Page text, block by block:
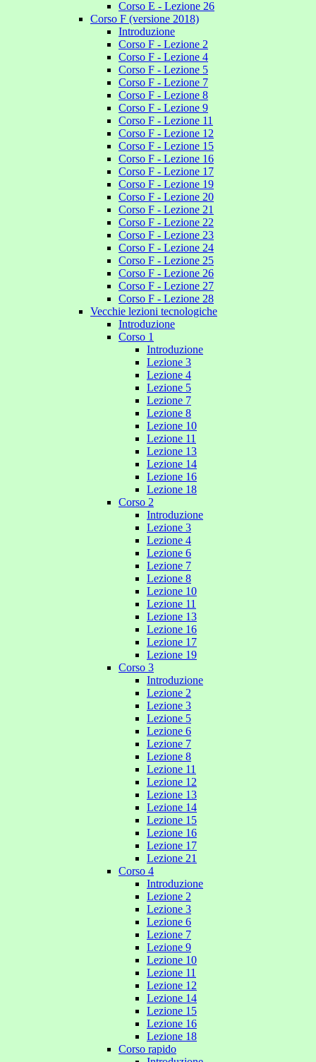
Corso E - Lezione 26
Corso F (versione 2018)
Introduzione
Corso F - Lezione 2
Corso F - Lezione 4
Corso F - Lezione 5
Corso F - Lezione 7
Corso F - Lezione 8
Corso F - Lezione 9
Corso F - Lezione 11
Corso F - Lezione 12
Corso F - Lezione 15
Corso F - Lezione 16
Corso F - Lezione 17
Corso F - Lezione 19
Corso F - Lezione 20
Corso F - Lezione 21
Corso F - Lezione 22
Corso F - Lezione 23
Corso F - Lezione 24
Corso F - Lezione 25
Corso F - Lezione 26
Corso F - Lezione 27
Corso F - Lezione 28
Vecchie lezioni tecnologiche
Introduzione
Corso 1
Introduzione
Lezione 3
Lezione 4
Lezione 5
Lezione 7
Lezione 8
Lezione 10
Lezione 11
Lezione 13
Lezione 14
Lezione 16
Lezione 18
Corso 2
Introduzione
Lezione 3
Lezione 4
Lezione 6
Lezione 7
Lezione 8
Lezione 10
Lezione 11
Lezione 13
Lezione 16
Lezione 17
Lezione 19
Corso 3
Introduzione
Lezione 2
Lezione 3
Lezione 5
Lezione 6
Lezione 7
Lezione 8
Lezione 11
Lezione 12
Lezione 13
Lezione 14
Lezione 15
Lezione 16
Lezione 17
Lezione 21
Corso 4
Introduzione
Lezione 2
Lezione 3
Lezione 6
Lezione 7
Lezione 9
Lezione 10
Lezione 11
Lezione 12
Lezione 14
Lezione 15
Lezione 16
Lezione 18
Corso rapido